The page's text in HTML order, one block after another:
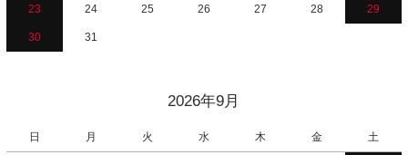
23 24 25 26 27 28 29
30 31
2026年9月
日 月 火 水 木 金 土